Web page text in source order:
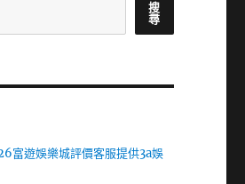
搜
尋
富遊娛樂城評價客服提供3a娛